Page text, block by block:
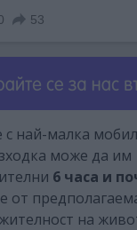
с най-малка
може да им
6 часа и
от
на